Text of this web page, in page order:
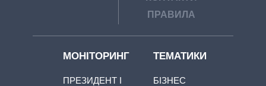
ПРАВИЛА
МОНІТОРИНГ
ПРЕЗИДЕНТ І
ТЕМАТИКИ
БІЗНЕС